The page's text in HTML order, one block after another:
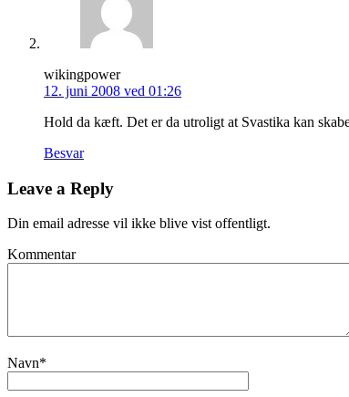
wikingpower
12. juni 2008 ved 01:26
Hold da kæft. Det er da utroligt at Svastika kan
Besvar
Leave a Reply
Din email adresse vil ikke blive vist offentligt.
Kommentar
Navn*